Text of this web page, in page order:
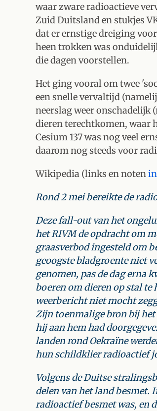
waar zware radioactieve
Zuid Duitsland en stukjes
dat er ernstige dreiging
heen trokken was
die dagen voorstellen.
Het ging vooral om twee
een snelle vervaltijd
neerslag weer onschadelijk
dieren terechtkomen, waar
Cesium 137 was nog veel
daarom nog steeds voor
Wikipedia (links en noten
Rond 2 mei bereikte de
Deze fall-out van het
het RIVM de opdracht om
graasverbod ingesteld om
geoogste bladgroente niet
genomen, pas de dag erna
boeren om dieren op stal
weerbericht niet mocht
Zijn toenmalige bron bij het
hij aan hem had
landen rond Oekraïne
hun schildklier radioactief
Volgens de Duitse
delen van het land besmet.
radioactief besmet was, en